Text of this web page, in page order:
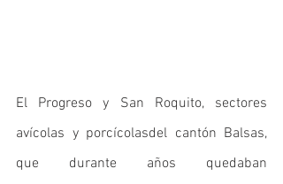
El Progreso y San Roquito, sectores
avícolas y porcícolasdel cantón Balsas,
que durante años quedaban